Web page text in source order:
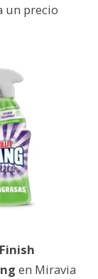
un precio
Finish
en Miravia